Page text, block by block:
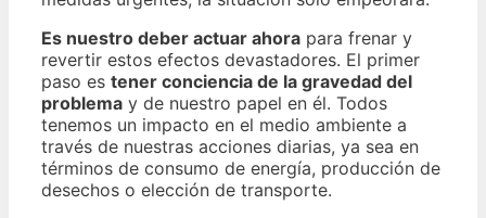
Es nuestro deber actuar ahora para frenar y
revertir estos efectos devastadores. El primer
paso es tener conciencia de la gravedad del
problema y de nuestro papel en él. Todos
tenemos un impacto en el medio ambiente a
través de nuestras acciones diarias, ya sea en
términos de consumo de energía, producción de
desechos o elección de transporte.